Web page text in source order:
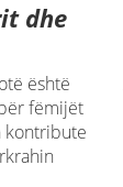
dhe
është
fëmijët
kontribute